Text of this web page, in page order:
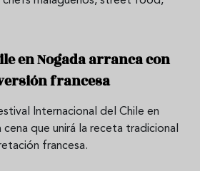
en Nogada arranca con
francesa
Internacional del Chile en
que unirá la receta tradicional
francesa.